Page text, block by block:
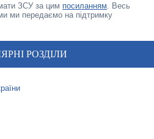
ЗСУ за цим посиланням . Весь
ми передаємо на підтримку
РОЗДІЛИ